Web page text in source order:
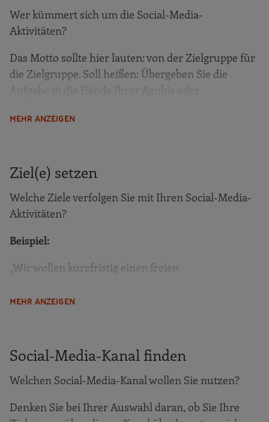
Wer kümmert sich um die Social-Media-
Aktivitäten?
Das Motto sollte hier lauten: von der Zielgruppe für
die Zielgruppe. Soll heißen: Übergeben Sie die
Aufgabe in die Hände Ihrer Azubis oder
MEHR ANZEIGEN
Ziel(e) setzen
Welche Ziele verfolgen Sie mit Ihren Social-Media-
Aktivitäten?
Beispiel:
„Wir wollen kurzfristig einen freien
Sind Ihre Ziele messbar?
z. B. Anzahl der …
MEHR ANZEIGEN
Social-Media-Kanal finden
Welchen Social-Media-Kanal wollen Sie nutzen?
Denken Sie bei Ihrer Auswahl daran, ob Sie Ihre